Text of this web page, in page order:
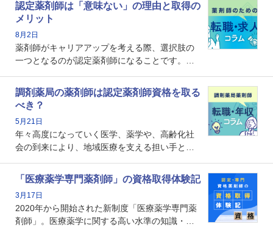
認定薬剤師は「意味ない」の理由と取得の
メリット
8月2日
薬剤師がキャリアアップを考える際、選択肢の
一つとなるのが認定薬剤師になることです。し
という声を聞いたことがあるかもしれません。
本記事では、認定薬剤師が「意味ない」といわ
れる理由や、取得するメリット、年収・キャリ
アへの影響を解説します。
調剤薬局の薬剤師は認定薬剤師資格を取る
べき？
5月21日
年々高度になっていく医学、薬学や、高齢化社
会の到来により、地域医療を支える担い手とし
で、重要度が増しているのが認定薬剤師という
資格です。認定薬剤師とはいったいどんな資格
なのでしょうか。それを取得するとどのような
メリットがあるのでしょうか。
「医療薬学専門薬剤師」の資格取得体験記
3月17日
2020年から開始された新制度「医療薬学専門薬
剤師」。医療薬学に関する高い水準の知識・技